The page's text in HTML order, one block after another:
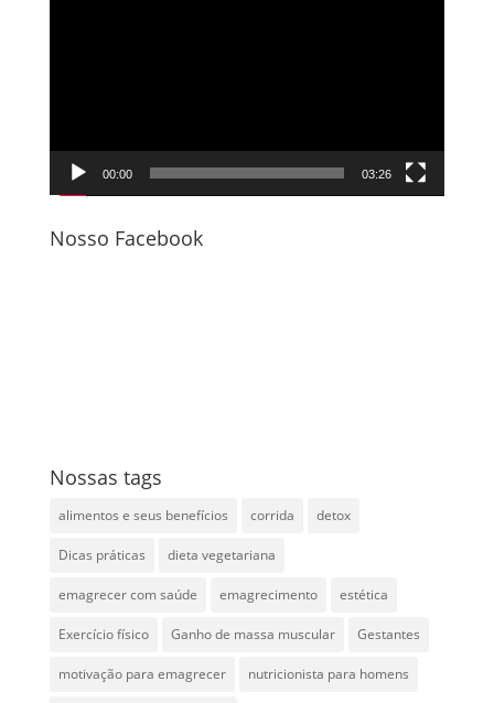
00:00 03:26
Nosso Facebook
Nossas tags
alimentos e seus benefícios corrida detox
Dicas práticas dieta vegetariana
emagrecer com saúde emagrecimento estética
Exercício físico Ganho de massa muscular Gestantes
motivação para emagrecer nutricionista para homens